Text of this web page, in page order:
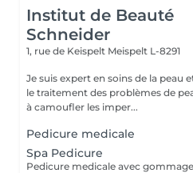
Institut de Beauté
Schneider
1, rue de Keispelt Meispelt L-8291
Je suis expert en soins de la peau et "well-
le traitement des problèmes de peau. Ne perdez plus de
à camoufler les imper...
Pedicure medicale
Spa Pedicure
Pedicure medicale avec